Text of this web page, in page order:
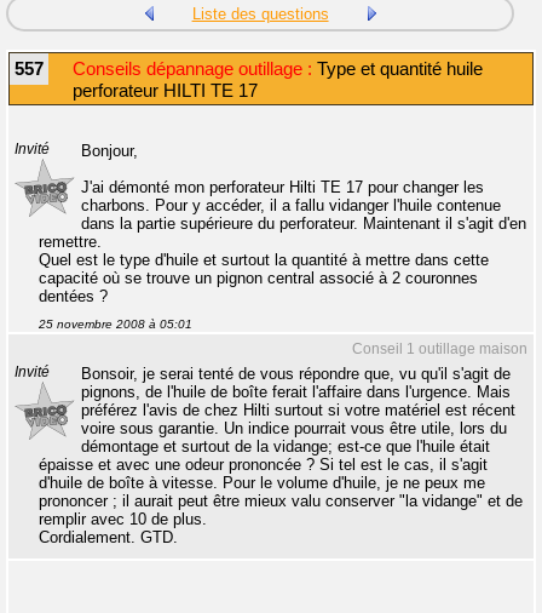
Liste des questions
557 Conseils dépannage outillage : Type et quantité huile
perforateur HILTI TE 17
Invité
Bonjour,
J'ai démonté mon perforateur Hilti TE 17 pour changer les
charbons. Pour y accéder, il a fallu vidanger l'huile contenue
dans la partie supérieure du perforateur. Maintenant il s'agit d'en
remettre.
Quel est le type d'huile et surtout la quantité à mettre dans cette
capacité où se trouve un pignon central associé à 2 couronnes
dentées ?
25 novembre 2008 à 05:01
Conseil 1 outillage maison
Invité
Bonsoir, je serai tenté de vous répondre que, vu qu'il s'agit de
pignons, de l'huile de boîte ferait l'affaire dans l'urgence. Mais
préférez l'avis de chez Hilti surtout si votre matériel est récent
voire sous garantie. Un indice pourrait vous être utile, lors du
démontage et surtout de la vidange; est-ce que l'huile était
épaisse et avec une odeur prononcée ? Si tel est le cas, il s'agit
d'huile de boîte à vitesse. Pour le volume d'huile, je ne peux me
prononcer ; il aurait peut être mieux valu conserver "la vidange" et de
remplir avec 10 de plus.
Cordialement. GTD.